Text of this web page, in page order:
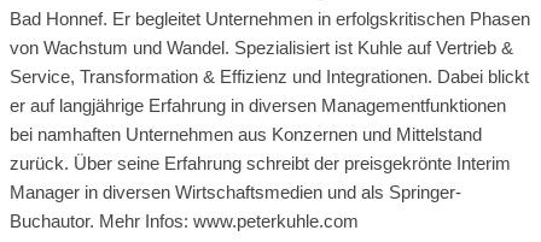
Bad Honnef. Er begleitet Unternehmen in erfolgskritischen Phasen
von Wachstum und Wandel. Spezialisiert ist Kuhle auf Vertrieb &
Service, Transformation & Effizienz und Integrationen. Dabei blickt
er auf langjährige Erfahrung in diversen Managementfunktionen
bei namhaften Unternehmen aus Konzernen und Mittelstand
zurück. Über seine Erfahrung schreibt der preisgekrönte Interim
Manager in diversen Wirtschaftsmedien und als Springer-
Buchautor. Mehr Infos: www.peterkuhle.com